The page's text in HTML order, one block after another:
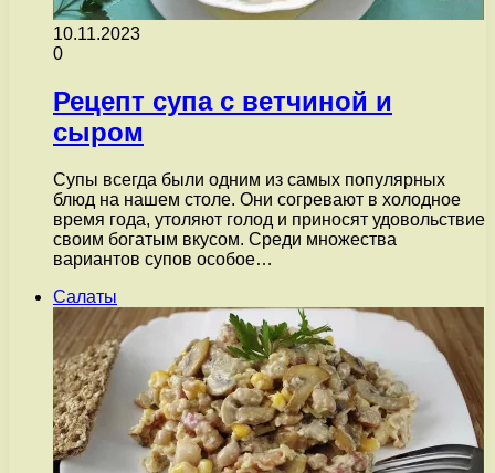
10.11.2023
0
Рецепт супа с ветчиной и
сыром
Супы всегда были одним из самых популярных
блюд на нашем столе. Они согревают в холодное
время года, утоляют голод и приносят удовольствие
своим богатым вкусом. Среди множества
вариантов супов особое…
Салаты